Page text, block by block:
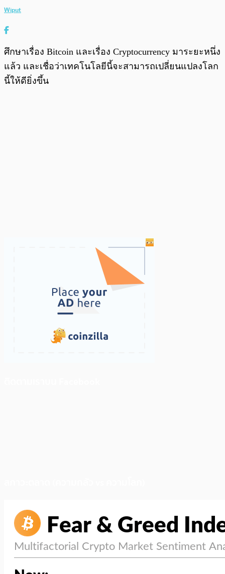
Wiput
ศึกษาเรื่อง Bitcoin และเรื่อง Cryptocurrency มาระยะหนึ่ง
แล้ว และเชื่อว่าเทคโนโลยีนี้จะสามารถเปลี่ยนแปลงโลก
นี้ให้ดียิ่งขึ้น